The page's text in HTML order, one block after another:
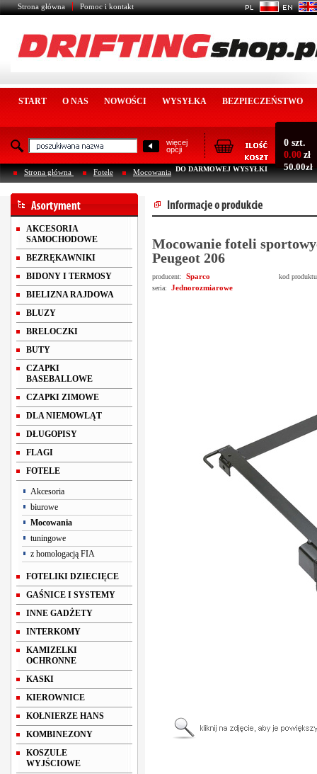
Strona główna Pomoc i kontakt
START O NAS NOWOŚCI WYSYŁKA BEZPIECZEŃSTWO
więcej
opcji
0 szt.
0.00 zł
DO DARMOWEJ WYSYŁKI 50.00zł
Strona główna Fotele Mocowania
AKCESORIA
SAMOCHODOWE
BEZRĘKAWNIKI
BIDONY I TERMOSY
BIELIZNA RAJDOWA
BLUZY
BRELOCZKI
BUTY
CZAPKI
BASEBALLOWE
CZAPKI ZIMOWE
DLA NIEMOWLĄT
DŁUGOPISY
FLAGI
FOTELE
Akcesoria
biurowe
Mocowania
tuningowe
z homologacją FIA
FOTELIKI DZIECIĘCE
GAŚNICE I SYSTEMY
INNE GADŻETY
INTERKOMY
KAMIZELKI
OCHRONNE
KASKI
KIEROWNICE
KOŁNIERZE HANS
KOMBINEZONY
KOSZULE
WYJŚCIOWE
Mocowanie foteli
Peugeot 206
producent: Sparco
kod
seria:
Jednorozmiarowe